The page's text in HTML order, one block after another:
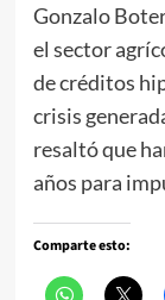
Gonzalo
el sector
de créditos
crisis
resaltó que
años para
Comparte esto: